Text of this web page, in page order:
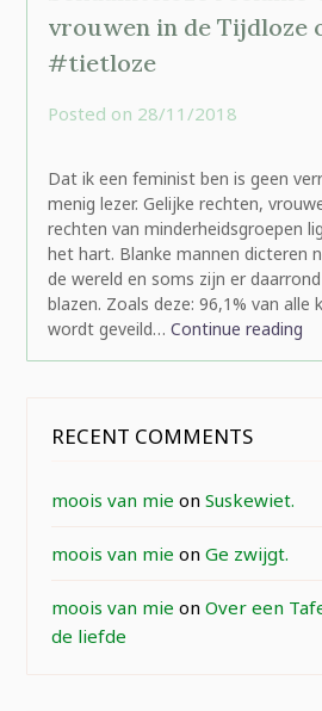
vrouwen in de Tijdloze
#tietloze
Posted on 28/11/2018
Dat ik een feminist ben is geen
menig lezer. Gelijke rechten,
rechten van minderheidsgroepen
het hart. Blanke mannen dicteren
de wereld en soms zijn er
blazen. Zoals deze: 96,1% van alle
wordt geveild… Continue reading
RECENT COMMENTS
moois van mie onSuskewiet.
moois van mie onGe zwijgt.
moois van mie onOver een
de liefde